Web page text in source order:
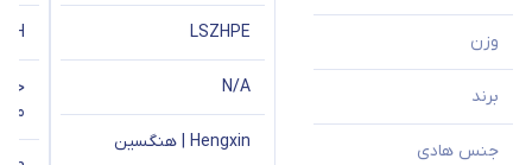
وزن
برند
جنس هادی
LSZHPE
N/A
Hengxin | هنگسین